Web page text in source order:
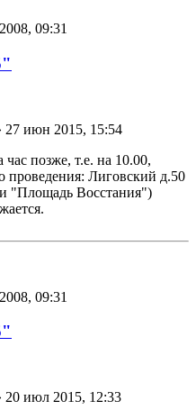
09:31
27 июн 2015, 15:54
позже, т.е. на 10.00,
проведения: Лиговский д.50
"Площадь Восстания")
09:31
20 июл 2015, 12:33